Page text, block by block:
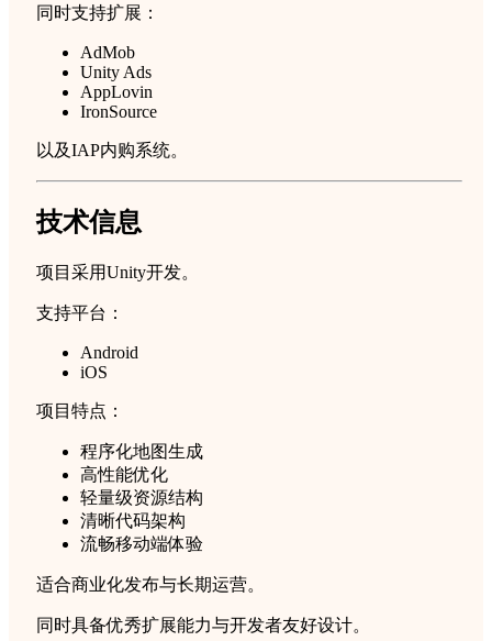
同时支持扩展：
AdMob
Unity Ads
AppLovin
IronSource
以及IAP内购系统。
技术信息
项目采用Unity开发。
支持平台：
Android
iOS
项目特点：
程序化地图生成
高性能优化
轻量级资源结构
清晰代码架构
流畅移动端体验
适合商业化发布与长期运营。
同时具备优秀扩展能力与开发者友好设计。